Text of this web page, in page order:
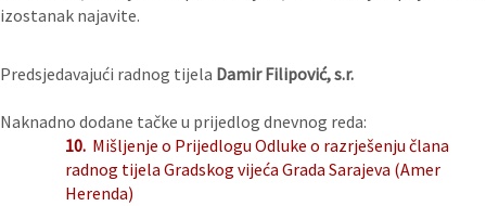
izostanak najavite.
Predsjedavajući radnog tijela Damir Filipović, s.r.
Naknadno dodane tačke u prijedlog dnevnog reda:
10. Mišljenje o Prijedlogu Odluke o razrješenju člana
radnog tijela Gradskog vijeća Grada Sarajeva (Amer
Herenda)